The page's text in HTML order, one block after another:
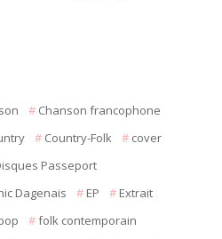
Chanson francophone
Country-Folk
cover
Passeport
Dagenais EP
Extrait
folk contemporain